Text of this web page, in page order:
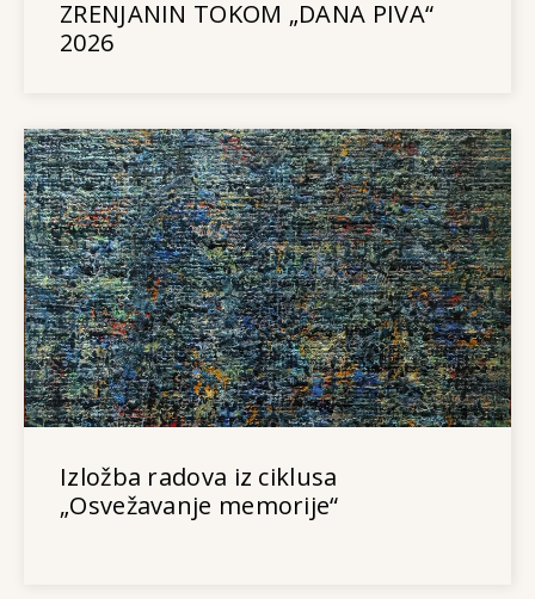
ZRENJANIN TOKOM „DANA PIVA“
2026
Izložba radova iz ciklusa
„Osvežavanje memorije“